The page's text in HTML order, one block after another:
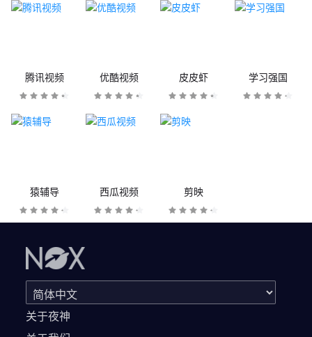
腾讯视频 优酷视频 皮皮虾 学习强国
猿辅导 西瓜视频 剪映
关于夜神